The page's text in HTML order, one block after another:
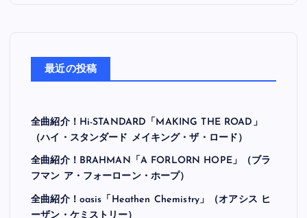
最近の投稿
全曲紹介！Hi-STANDARD「MAKING THE ROAD」
（ハイ・スタンダード メイキング・ザ・ロード）
全曲紹介！BRAHMAN「A FORLORN HOPE」（ブラ
フマン ア・フォーローン・ホープ）
全曲紹介！oasis「Heathen Chemistry」（オアシス ヒ
ーザン・ケミストリー）